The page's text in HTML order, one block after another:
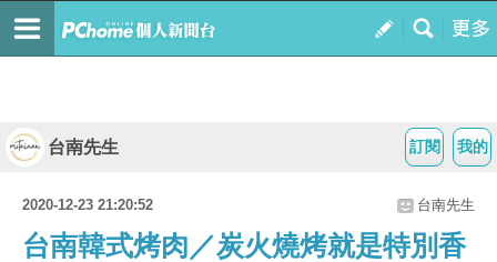
我的
訂閱
台南先生
2020-12-23 21:20:52 台南先生
台南韓式烤肉／炭火燒烤就是特別香